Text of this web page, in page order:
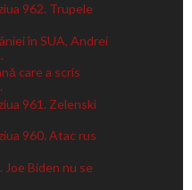
962. Trupele
în SUA, Andrei
care a scris
961. Zelenski
960. Atac rus
Joe Biden nu se